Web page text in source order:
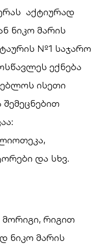
აქტიურად
ნიკო მარის
№1 საჯარო
ექნება
ისეთი
და სხვ.
რიგით
ნიკო მარის